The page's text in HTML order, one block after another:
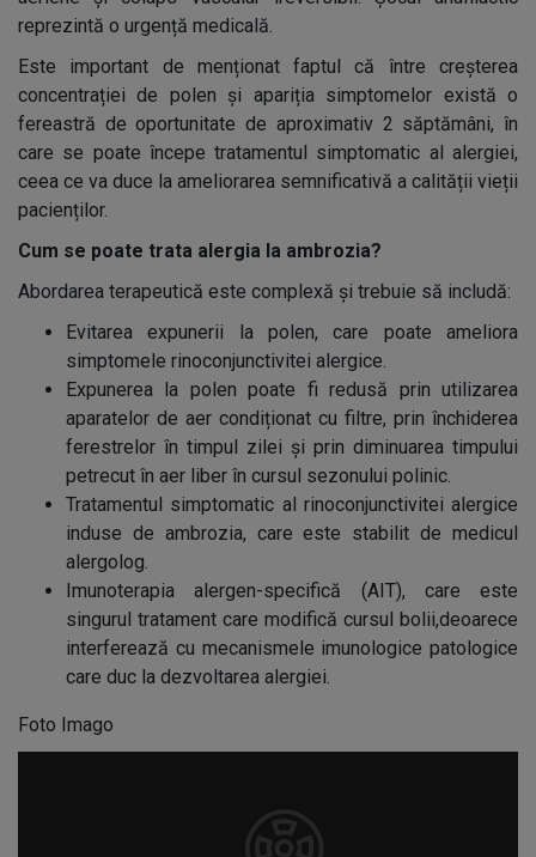
reprezintă o urgență medicală.
Este important de menționat faptul că între creșterea
concentrației de polen și apariția simptomelor există o
fereastră de oportunitate de aproximativ 2 săptămâni, în
care se poate începe tratamentul simptomatic al alergiei,
ceea ce va duce la ameliorarea semnificativă a calității vieții
pacienților.
Cum se poate trata alergia la ambrozia?
Abordarea terapeutică este complexă și trebuie să includă:
Evitarea expunerii la polen, care poate ameliora
simptomele rinoconjunctivitei alergice.
Expunerea la polen poate fi redusă prin utilizarea
aparatelor de aer condiționat cu filtre, prin închiderea
ferestrelor în timpul zilei și prin diminuarea timpului
petrecut în aer liber în cursul sezonului polinic.
Tratamentul simptomatic al rinoconjunctivitei alergice
induse de ambrozia, care este stabilit de medicul
alergolog.
Imunoterapia alergen-specifică (AIT), care este
singurul tratament care modifică cursul bolii,deoarece
interferează cu mecanismele imunologice patologice
care duc la dezvoltarea alergiei.
Foto Imago